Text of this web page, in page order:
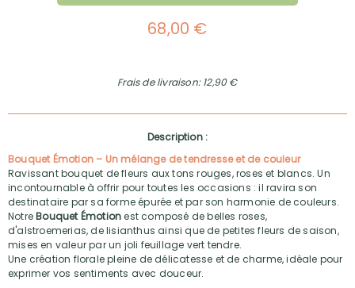
68,00 €
Frais de livraison: 12,90 €
Description :
Bouquet Émotion – Un mélange de tendresse et de couleur
Ravissant bouquet de fleurs aux tons rouges, roses et blancs. Un
incontournable à offrir pour toutes les occasions : il ravira son
destinataire par sa forme épurée et par son harmonie de couleurs.
NotreBouquet Émotionest composé de belles roses,
d'alstroemerias, de lisianthus ainsi que de petites fleurs de saison,
mises en valeur par un joli feuillage vert tendre.
Une création florale pleine de délicatesse et de charme, idéale pour
exprimer vos sentiments avec douceur.